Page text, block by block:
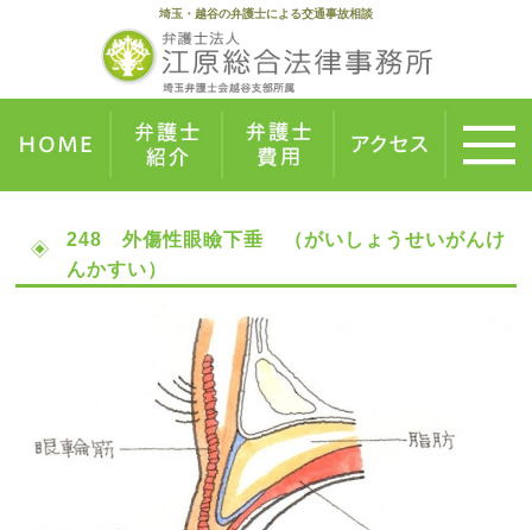
埼玉・越谷の弁護士による交通事故相談
248 外傷性眼瞼下垂 （がいしょうせいがんけ
んかすい）